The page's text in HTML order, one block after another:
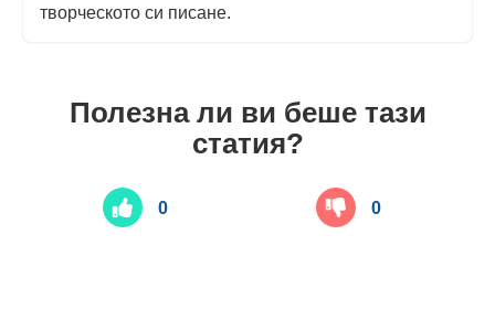
творческото си писане.
Полезна ли ви беше тази
статия?
0 0